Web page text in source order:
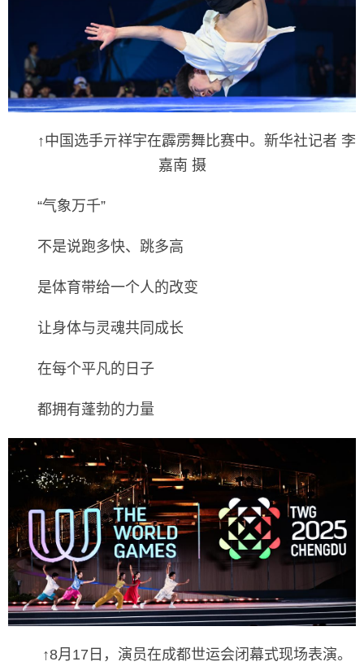
↑中国选手亓祥宇在霹雳舞比赛中。新华社记者 李
嘉南 摄
“气象万千”
不是说跑多快、跳多高
是体育带给一个人的改变
让身体与灵魂共同成长
在每个平凡的日子
都拥有蓬勃的力量
↑8月17日，演员在成都世运会闭幕式现场表演。